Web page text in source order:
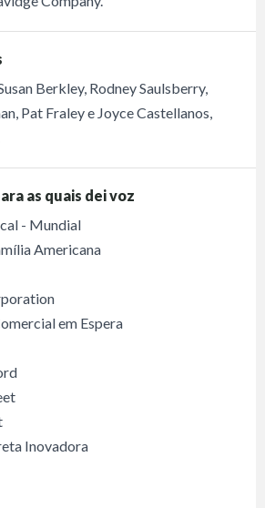
Berkley, Rodney Saulsberry,
Pat Fraley e Joyce Castellanos,
as quais dei voz
- Mundial
Americana
em Espera
Inovadora